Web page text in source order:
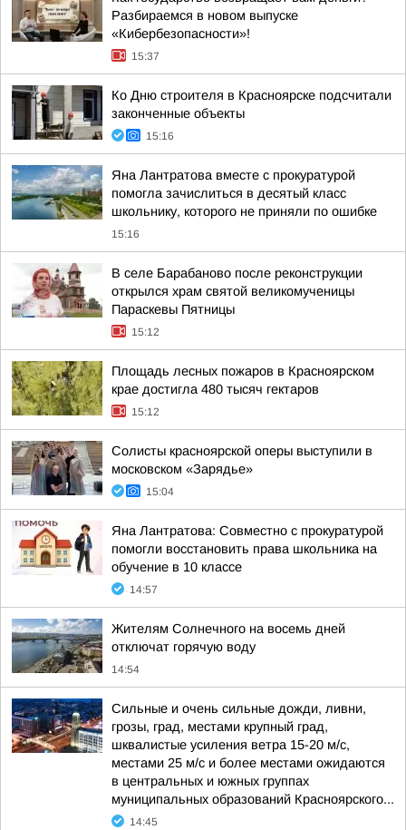
Разбираемся в новом выпуске
«Кибербезопасности»!
15:37
Ко Дню строителя в Красноярске подсчитали
законченные объекты
15:16
Яна Лантратова вместе с прокуратурой
помогла зачислиться в десятый класс
школьнику, которого не приняли по ошибке
15:16
В селе Барабаново после реконструкции
открылся храм святой великомученицы
Параскевы Пятницы
15:12
Площадь лесных пожаров в Красноярском
крае достигла 480 тысяч гектаров
15:12
Солисты красноярской оперы выступили в
московском «Зарядье»
15:04
Яна Лантратова: Совместно с прокуратурой
помогли восстановить права школьника на
обучение в 10 классе
14:57
Жителям Солнечного на восемь дней
отключат горячую воду
14:54
Сильные и очень сильные дожди, ливни,
грозы, град, местами крупный град,
шквалистые усиления ветра 15-20 м/с,
местами 25 м/с и более местами ожидаются
в центральных и южных группах
муниципальных образований Красноярского...
14:45